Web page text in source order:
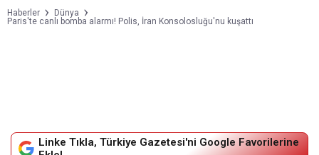
Haberler
Dünya
Paris'te canlı bomba alarmı! Polis, İran Konsolosluğu'nu kuşattı
Linke Tıkla, Türkiye Gazetesi'ni Google Favorilerine